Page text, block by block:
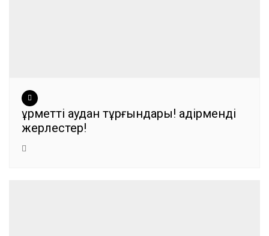
Құрметті аудан тұрғындары! Қадірменді
жерлестер!